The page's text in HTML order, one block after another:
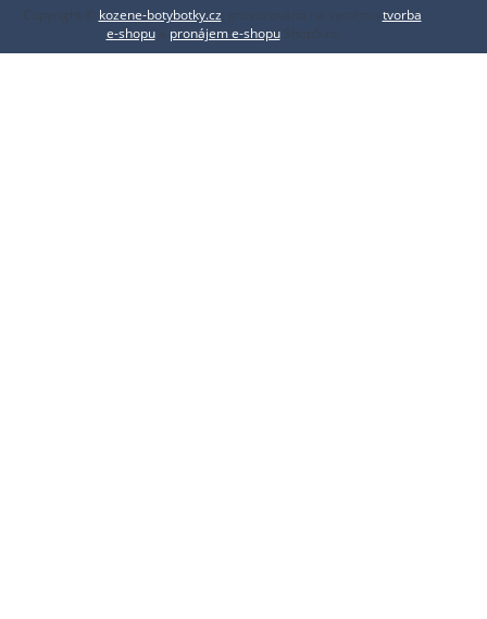
kozene-botybotky.cz
tvorba
e-shopua pronájem e-shopuShop5.cz